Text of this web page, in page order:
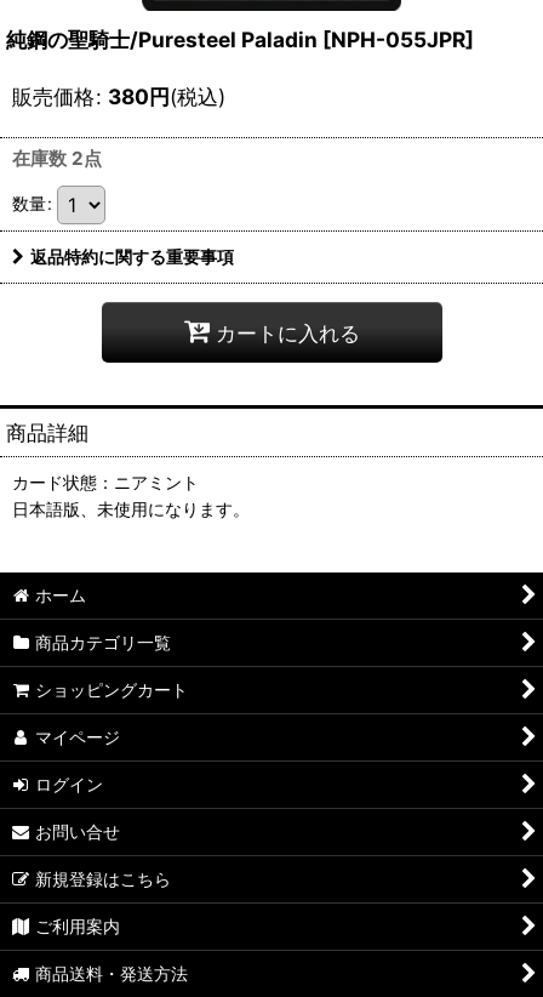
純鋼の聖騎士/Puresteel Paladin [NPH-055JPR]
販売価格: 380円(税込)
在庫数 2点
数量:
返品特約に関する重要事項
カートに入れる
商品詳細
カード状態：ニアミント
日本語版、未使用になります。
ホーム
商品カテゴリ一覧
ショッピングカート
マイページ
ログイン
お問い合せ
新規登録はこちら
ご利用案内
商品送料・発送方法